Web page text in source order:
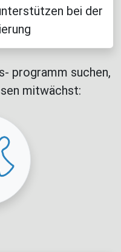
bei der
programm suchen,
mitwächst: